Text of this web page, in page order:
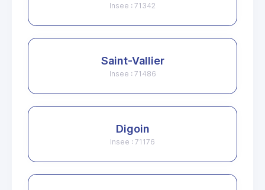
Insee : 71342
Saint-Vallier
Insee : 71486
Digoin
Insee : 71176